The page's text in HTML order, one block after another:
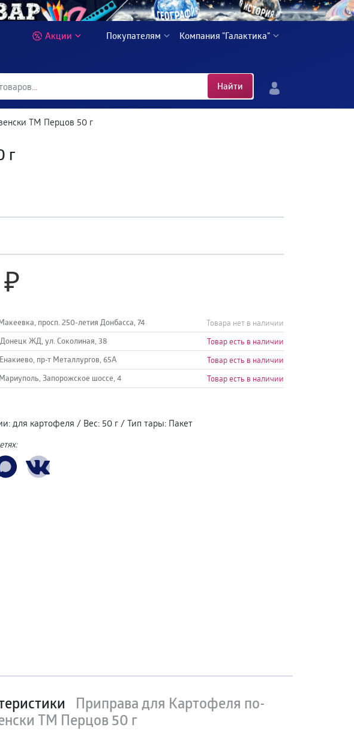
Акции Покупателям Компания "Галактика"
Найти
ТМ Перцов 50 г
г
просп. 250-летия Донбасса, 74 Товара нет в наличии
Донецк ЖД, ул. Соколиная, 38 Товар есть в наличии
Енакиево, пр-т Металлургов, 65А Товар есть в наличии
Мариуполь, Запорожское шоссе, 4 Товар есть в наличии
: для картофеля / Вес: 50 г / Тип тары: Пакет
Приправа для Картофеля по-
ТМ Перцов 50 г